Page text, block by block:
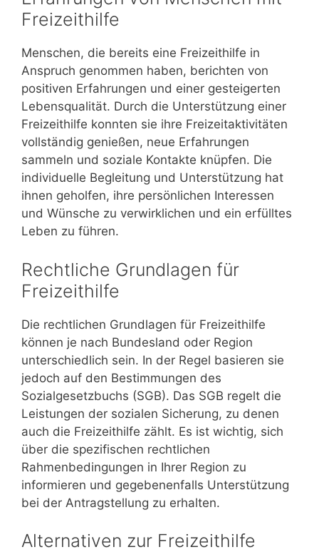
Freizeithilfe
Menschen, die bereits eine Freizeithilfe in
Anspruch genommen haben, berichten von
positiven Erfahrungen und einer gesteigerten
Lebensqualität. Durch die Unterstützung einer
Freizeithilfe konnten sie ihre Freizeitaktivitäten
vollständig genießen, neue Erfahrungen
sammeln und soziale Kontakte knüpfen. Die
individuelle Begleitung und Unterstützung hat
ihnen geholfen, ihre persönlichen Interessen
und Wünsche zu verwirklichen und ein erfülltes
Leben zu führen.
Rechtliche Grundlagen für
Freizeithilfe
Die rechtlichen Grundlagen für Freizeithilfe
können je nach Bundesland oder Region
unterschiedlich sein. In der Regel basieren sie
jedoch auf den Bestimmungen des
Sozialgesetzbuchs (SGB). Das SGB regelt die
Leistungen der sozialen Sicherung, zu denen
auch die Freizeithilfe zählt. Es ist wichtig, sich
über die spezifischen rechtlichen
Rahmenbedingungen in Ihrer Region zu
informieren und gegebenenfalls Unterstützung
bei der Antragstellung zu erhalten.
Alternativen zur Freizeithilfe